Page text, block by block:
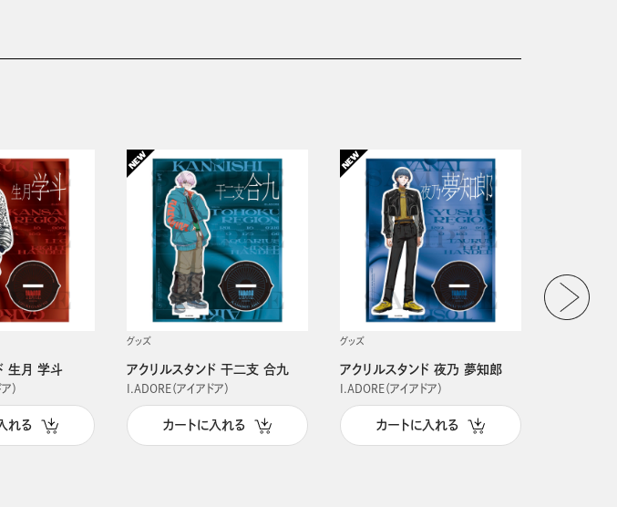
生月 学斗
）
れる
グッズ
アクリルスタンド 干二支 合九
I.ADORE（アイアドア）
カートに入れる
グッズ
アクリルスタンド 夜乃 夢知郎
I.ADORE（アイアドア）
カートに入れる